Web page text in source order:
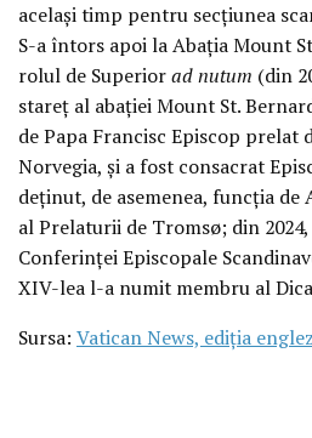
același timp pentru secțiunea
S-a întors apoi la Abația Mount
rolul de Superiorad nutum (din
stareț al abației Mount St.
de Papa Francisc Episcop prelat
Norvegia, și a fost consacrat
deținut, de asemenea, funcția
al Prelaturii de Tromsø; din
Conferinței Episcopale
XIV-lea l-a numit membru al
Sursa: Vatican News, ediția